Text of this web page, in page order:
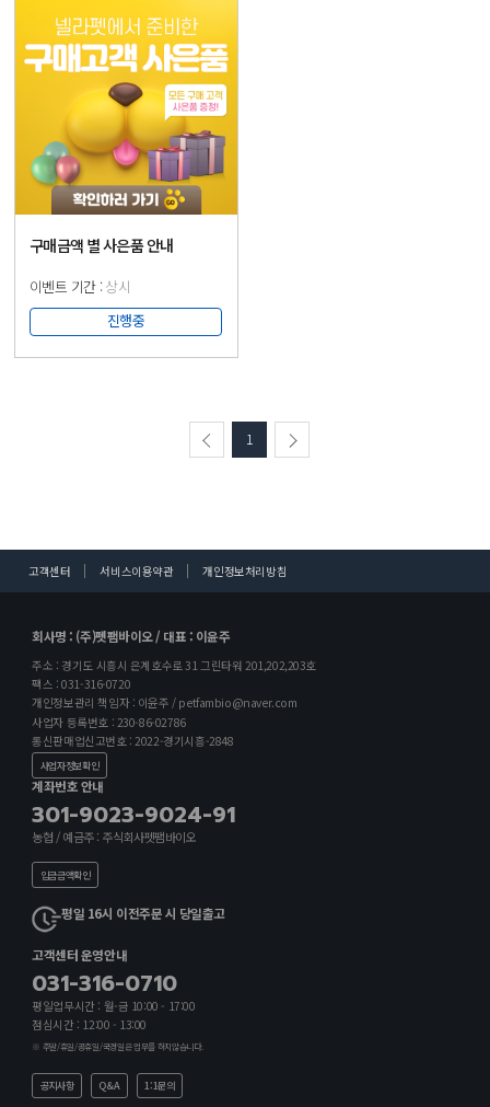
구매금액 별 사은품 안내
상시
진행중
1
고객센터 서비스이용약관 개인정보처리방침
회사명 : (주)펫팸바이오 / 대표 : 이윤주
주소 : 경기도 시흥시 은계호수로 31 그린타워 201,202,203호
팩스 : 031-316-0720
개인정보관리 책임자 : 이윤주 / petfambio@naver.com
사업자 등록번호 : 230-86-02786
통신판매업신고번호 : 2022-경기시흥-2848
사업자정보확인
계좌번호 안내
301-9023-9024-91
농협 / 예금주 : 주식회사펫팸바이오
입금금액확인
평일 16시 이전주문 시 당일출고
고객센터 운영안내
031-316-0710
평일업무시간 : 월-금 10:00 - 17:00
점심시간 : 12:00 - 13:00
※ 주말/휴일/공휴일/국경일은 업무를 하지않습니다.
공지사항 Q&A 1:1문의